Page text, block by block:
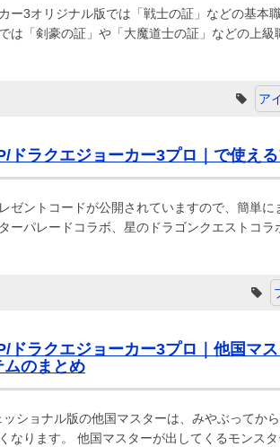
ー3オリジナル版では「戦士の証」などの基
は「剣豪の証」や「大魔道士の証」などの上
ア
ドラクエジョーカー3プロ｜で使え
ゼントコードが公開されていますので、簡単
ーパレードコラボ、星のドラゴンクエストコ
ドラクエジョーカー3プロ｜他国マ
ムのまとめ
ショナル版の他国マスターは、みやぶってか
なります。 他国マスターが出してくるモンス